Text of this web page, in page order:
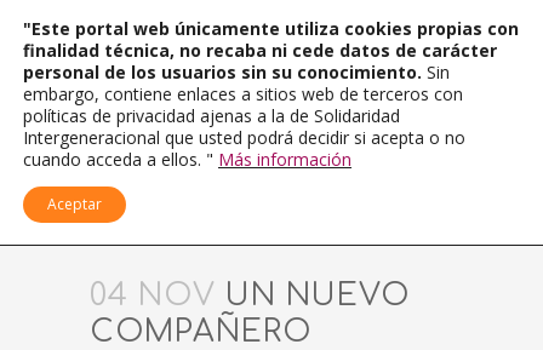
04 NOV UN NUEVO
COMPAÑERO
"Este portal web únicamente utiliza cookies propias con
finalidad técnica, no recaba ni cede datos de carácter
personal de los usuarios sin su conocimiento. Sin
embargo, contiene enlaces a sitios web de terceros con
políticas de privacidad ajenas a la de Solidaridad
Intergeneracional que usted podrá decidir si acepta o no
cuando acceda a ellos. " Más información
Aceptar